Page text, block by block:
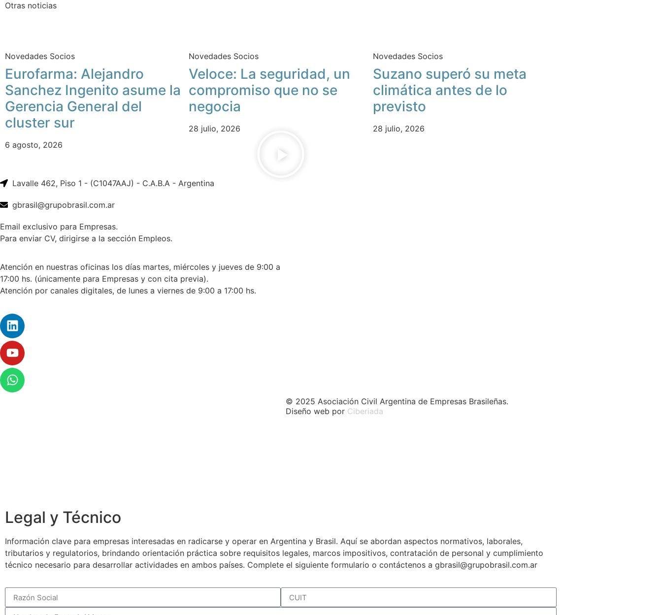
Otras noticias
Novedades Socios
Eurofarma: Alejandro
Sanchez Ingenito asume la
Gerencia General del
cluster sur
6 agosto, 2026
Novedades Socios
Veloce: La seguridad, un
compromiso que no se
negocia
28 julio, 2026
Novedades Socios
Suzano superó su meta
climática antes de lo
previsto
28 julio, 2026
Lavalle 462, Piso 1 - (C1047AAJ) - C.A.B.A - Argentina
gbrasil@grupobrasil.com.ar
Email exclusivo para Empresas.
Para enviar CV, dirigirse a la sección Empleos.
Atención en nuestras oficinas los días martes, miércoles y jueves de 9:00 a
17:00 hs. (únicamente para Empresas y con cita previa).
Atención por canales digitales, de lunes a viernes de 9:00 a 17:00 hs.
© 2025 Asociación Civil Argentina de Empresas Brasileñas.
Diseño web por Ciberiada
Legal y Técnico
Información clave para empresas interesadas en radicarse y operar en Argentina y Brasil. Aquí se abordan aspectos normativos, laborales,
tributarios y regulatorios, brindando orientación práctica sobre requisitos legales, marcos impositivos, contratación de personal y cumplimiento
técnico necesario para desarrollar actividades en ambos países. Complete el siguiente formulario o contáctenos a gbrasil@grupobrasil.com.ar